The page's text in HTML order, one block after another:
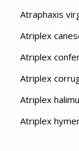
Atraphaxis
Atriplex
Atriplex
Atriplex
Atriplex
Atriplex